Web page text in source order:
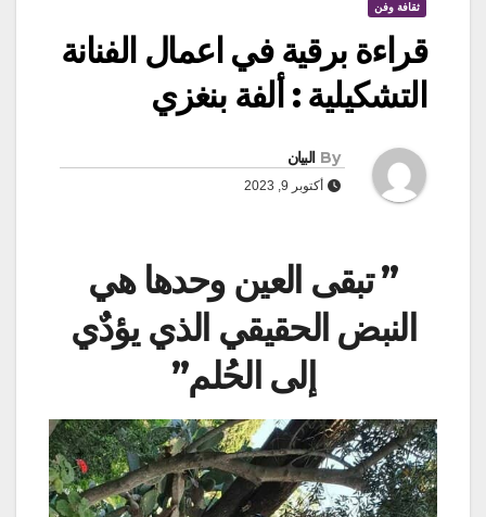
ثقافة وفن
قراءة برقية في اعمال الفنانة
التشكيلية : ألفة بنغزي
By البيان
أكتوبر 9, 2023
” تبقى العين وحدها هي
النبض الحقيقي الذي يؤدٌي
إلى الحُلم”